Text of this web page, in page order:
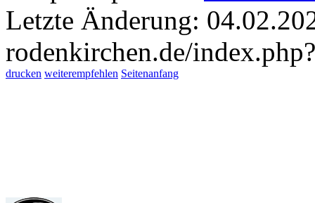
Letzte Änderung:
rodenkirchen.de/
drucken weiterempfehlen Seitenanfang